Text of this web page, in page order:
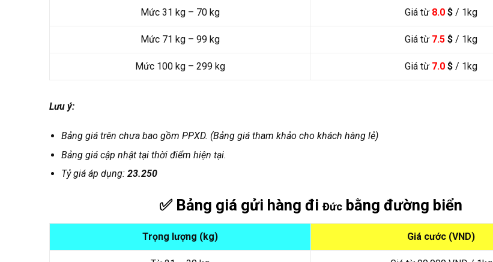
Mức 31 kg – 70 kg Giá từ 8.0$ / 1kg
Mức 71 kg – 99 kg Giá từ 7.5$/ 1kg
Mức 100 kg – 299 kg Giá từ 7.0$/ 1kg
Lưu ý:
Bảng giá trên chưa bao gồm PPXD. (Bảng giá tham khảo cho khách hàng lẻ)
Bảng giá cập nhật tại thời điểm hiện tại.
Tỷ giá áp dụng: 23.250
✅ Bảng giá gửi hàng đi Đứcbằng đường biển
Trọng lượng (kg) Giá cước (VND)